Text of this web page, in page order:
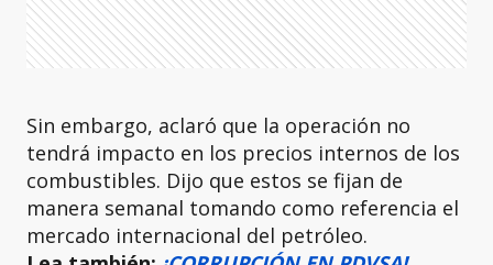
Sin embargo, aclaró que la operación no
tendrá impacto en los precios internos de los
combustibles. Dijo que estos se fijan de
manera semanal tomando como referencia el
mercado internacional del petróleo.